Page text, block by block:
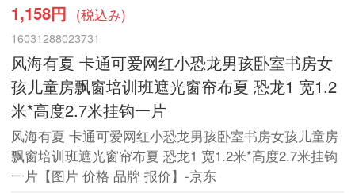
1,158円 (税込み)
16031288023731
风海有夏 卡通可爱网红小恐龙男孩卧室书房女
孩儿童房飘窗培训班遮光窗帘布夏 恐龙1 宽1.2
米*高度2.7米挂钩一片
风海有夏 卡通可爱网红小恐龙男孩卧室书房女孩儿童房
飘窗培训班遮光窗帘布夏 恐龙1 宽1.2米*高度2.7米挂钩
一片【图片 价格 品牌 报价】-京东